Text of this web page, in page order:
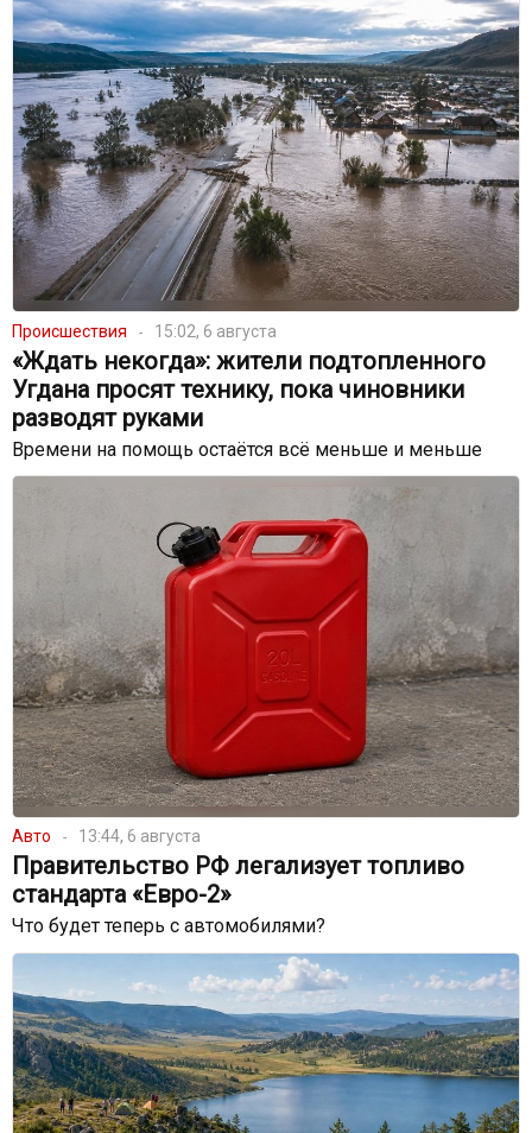
Происшествия 15:02, 6 августа
«Ждать некогда»: жители подтопленного
Угдана просят технику, пока чиновники
разводят руками
Времени на помощь остаётся всё меньше и меньше
Авто 13:44, 6 августа
Правительство РФ легализует топливо
стандарта «Евро-2»
Что будет теперь с автомобилями?